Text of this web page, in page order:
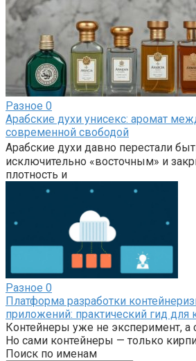
Разное 0
Арабские духи унисекс: аромат
современной свободой
Арабские духи давно перестали
исключительно «восточным» и
плотность и
Разное 0
Платформа разработки
приложений: практический гид
Контейнеры уже не эксперимент, а
Но сами контейнеры — только
Поиск по именам